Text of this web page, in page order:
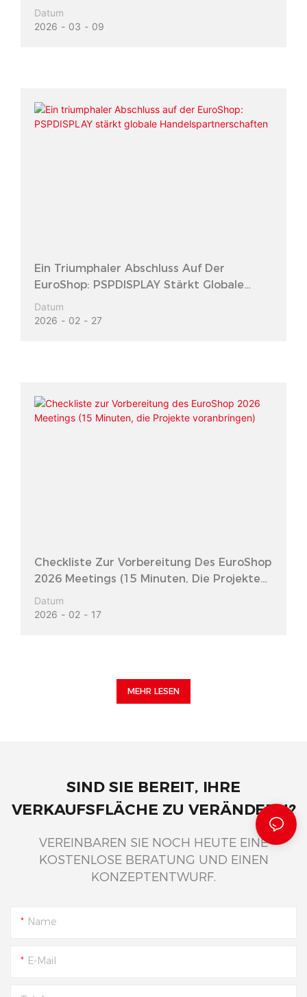
Schmuckmesse In Hongkong 2026
Datum
2026
03 09
Ein Triumphaler Abschluss Auf Der
EuroShop: PSPDISPLAY Stärkt Globale
Handelspartnerschaften
Datum
2026
02 27
Checkliste Zur Vorbereitung Des EuroShop
2026 Meetings (15 Minuten, Die Projekte
Voranbringen)
Datum
2026
02 17
MEHR LESEN
SIND SIE BEREIT, IHRE
VERKAUFSFLÄCHE ZU VERÄNDERN?
VEREINBAREN SIE NOCH HEUTE EINE
KOSTENLOSE BERATUNG UND EINEN
KONZEPTENTWURF.
Name
E-Mail